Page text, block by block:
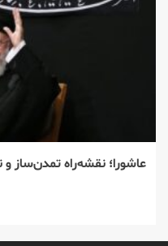
عاشورا؛ نقشه‌راه تمدن‌ساز